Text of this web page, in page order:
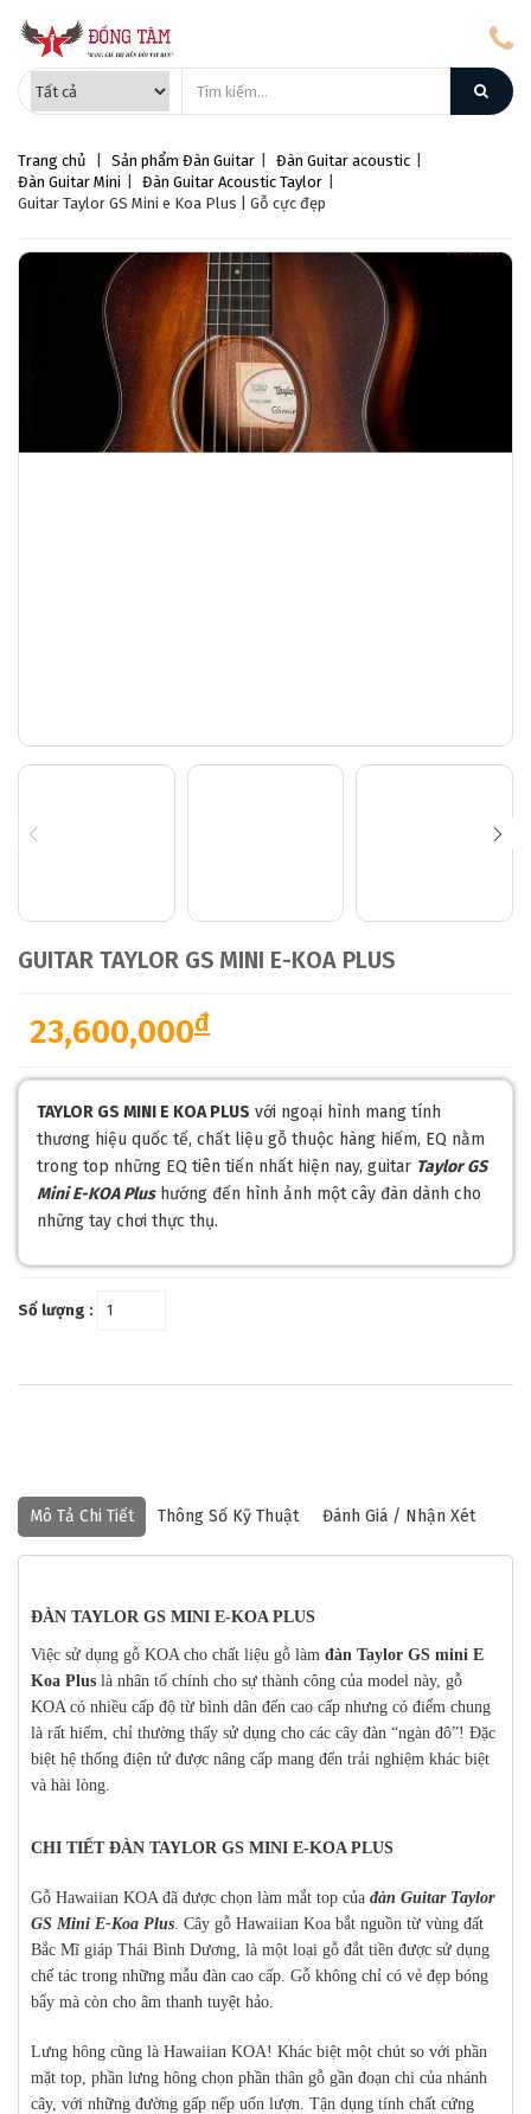
Trang chủ Sản phẩm Đàn Guitar Đàn Guitar acoustic
Đàn Guitar Mini
Đàn Guitar Acoustic Taylor
Guitar Taylor GS Mini e Koa Plus | Gỗ cực đẹp
GUITAR TAYLOR GS MINI E-KOA PLUS
23,600,000đ
TAYLOR GS MINI E KOA PLUS với ngoại hình mang tính
thương hiệu quốc tế, chất liệu gỗ thuộc hàng hiếm, EQ nằm
trong top những EQ tiên tiến nhất hiện nay, guitar Taylor GS
Mini E-KOA Plushướng đến hình ảnh một cây đàn dành cho
những tay chơi thực thụ.
Số lượng :
Mô Tả Chi Tiết Thông Số Kỹ Thuật Đánh Giá / Nhận Xét
ĐÀN TAYLOR GS MINI E-KOA PLUS
Việc sử dụng gỗ KOA cho chất liệu gỗ làm đàn Taylor GS mini E
Koa Plus là nhân tố chính cho sự thành công của model này, gỗ
KOA có nhiều cấp độ từ bình dân đến cao cấp nhưng có điểm chung
là rất hiếm, chỉ thường thấy sử dụng cho các cây đàn “ngàn đô”! Đặc
biệt hệ thống điện tử được nâng cấp mang đến trải nghiệm khác biệt
và hài lòng.
CHI TIẾT ĐÀN TAYLOR GS MINI E-KOA PLUS
Gỗ Hawaiian KOA đã được chọn làm mắt top của đàn Guitar Taylor
GS Mini E-Koa Plus. Cây gỗ Hawaiian Koa bắt nguồn từ vùng đất
Bắc Mĩ giáp Thái Bình Dương, là một loại gỗ đắt tiền được sử dụng
chế tác trong những mẫu đàn cao cấp. Gỗ không chỉ có vẻ đẹp bóng
bẩy mà còn cho âm thanh tuyệt hảo.
Lưng hông cũng là Hawaiian KOA! Khác biệt một chút so với phần
mặt top, phần lưng hông chọn phần thân gỗ gần đoạn chi của nhánh
cây, với những đường gấp nếp uốn lượn. Tận dụng tính chất cứng